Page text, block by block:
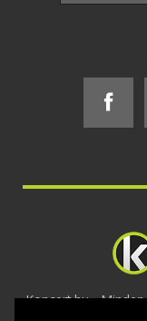
Koncert.hu -